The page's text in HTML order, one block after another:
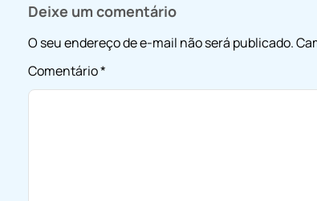
Deixe um comentário
O seu endereço de e-mail não será publicado.
Comentário*